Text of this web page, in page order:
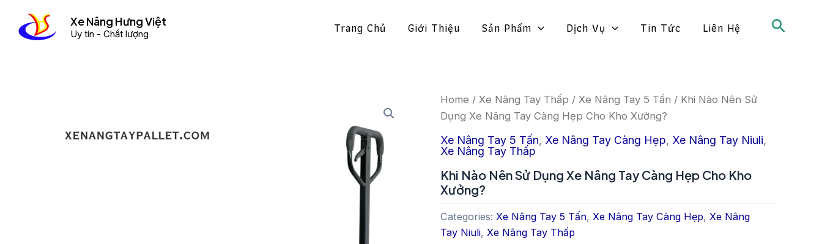
content
Xe Nâng Hưng Việt
Uy tín - Chất lượng Trang Chủ Giới Thiệu Sản Phẩm Dịch Vụ Tin Tức Liên Hệ Search
Home / Xe Nâng Tay Thấp / Xe Nâng Tay 5 Tấn / Khi Nào Nên Sử
Dụng Xe Nâng Tay Càng Hẹp Cho Kho Xưởng?
Xe Nâng Tay 5 Tấn, Xe Nâng Tay Càng Hẹp, Xe Nâng Tay Niuli,
Xe Nâng Tay Thấp
Khi Nào Nên Sử Dụng Xe Nâng Tay Càng Hẹp Cho Kho
Xưởng?
Categories: Xe Nâng Tay 5 Tấn, Xe Nâng Tay Càng Hẹp, Xe Nâng
Tay Niuli, Xe Nâng Tay Thấp